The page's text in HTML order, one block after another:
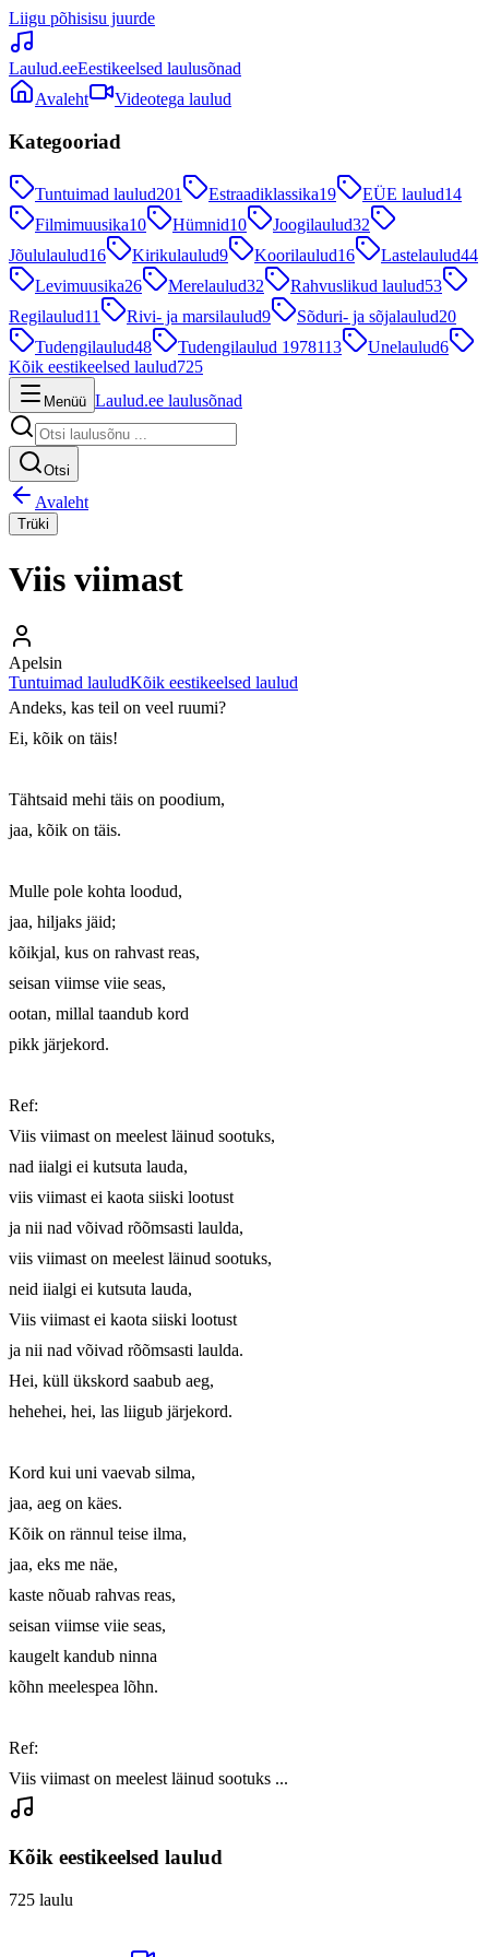
Liigu põhisisu juurde
Laulud.eeEestikeelsed laulusõnad
Avaleht
Videotega laulud
Kategooriad
Tuntuimad laulud201 Estraadiklassika19 EÜE laulud14
Filmimuusika10 Hümnid10 Joogilaulud32
Jõululaulud16 Kirikulaulud9 Koorilaulud16 Lastelaulud44
Levimuusika26 Merelaulud32 Rahvuslikud laulud53
Regilaulud11 Rivi- ja marsilaulud9 Sõduri- ja sõjalaulud20
Tudengilaulud48 Tudengilaulud 1978113 Unelaulud6
Kõik eestikeelsed laulud725
Menüü Laulud.ee laulusõnad
Otsi
Avaleht
Trüki
Viis viimast
Apelsin
Tuntuimad lauludKõik eestikeelsed laulud
Andeks, kas teil on veel ruumi?
Ei, kõik on täis!
Tähtsaid mehi täis on poodium,
jaa, kõik on täis.
Mulle pole kohta loodud,
jaa, hiljaks jäid;
kõikjal, kus on rahvast reas,
seisan viimse viie seas,
ootan, millal taandub kord
pikk järjekord.
Ref:
Viis viimast on meelest läinud sootuks,
nad iialgi ei kutsuta lauda,
viis viimast ei kaota siiski lootust
ja nii nad võivad rõõmsasti laulda,
viis viimast on meelest läinud sootuks,
neid iialgi ei kutsuta lauda,
Viis viimast ei kaota siiski lootust
ja nii nad võivad rõõmsasti laulda.
Hei, küll ükskord saabub aeg,
hehehei, hei, las liigub järjekord.
Kord kui uni vaevab silma,
jaa, aeg on käes.
Kõik on rännul teise ilma,
jaa, eks me näe,
kaste nõuab rahvas reas,
seisan viimse viie seas,
kaugelt kandub ninna
kõhn meelespea lõhn.
Ref:
Viis viimast on meelest läinud sootuks ...
Kõik eestikeelsed laulud
725 laulu